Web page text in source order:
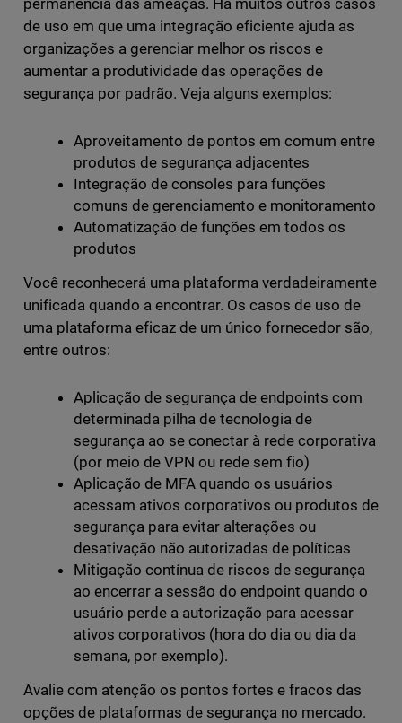
permanência das ameaças. Há muitos outros casos
de uso em que uma integração eficiente ajuda as
organizações a gerenciar melhor os riscos e
aumentar a produtividade das operações de
segurança por padrão. Veja alguns exemplos:
Aproveitamento de pontos em comum entre
produtos de segurança adjacentes
Integração de consoles para funções
comuns de gerenciamento e monitoramento
Automatização de funções em todos os
produtos
Você reconhecerá uma plataforma verdadeiramente
unificada quando a encontrar. Os casos de uso de
uma plataforma eficaz de um único fornecedor são,
entre outros:
Aplicação de segurança de endpoints com
determinada pilha de tecnologia de
segurança ao se conectar à rede corporativa
(por meio de VPN ou rede sem fio)
Aplicação de MFA quando os usuários
acessam ativos corporativos ou produtos de
segurança para evitar alterações ou
desativação não autorizadas de políticas
Mitigação contínua de riscos de segurança
ao encerrar a sessão do endpoint quando o
usuário perde a autorização para acessar
ativos corporativos (hora do dia ou dia da
semana, por exemplo).
Avalie com atenção os pontos fortes e fracos das
opções de plataformas de segurança no mercado.